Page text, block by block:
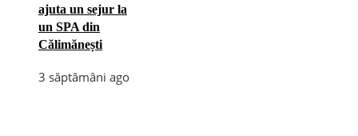
ajuta un sejur la
un SPA din
Călimănești
3 săptămâni ago